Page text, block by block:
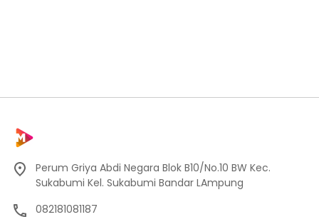
Perum Griya Abdi Negara Blok B10/No.10 BW Kec.
Sukabumi Kel. Sukabumi Bandar LAmpung
082181081187